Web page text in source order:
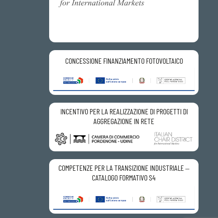
CONCESSIONE FINANZIAMENTO FOTOVOLTAICO
INCENTIVO PER LA REALIZZAZIONE DI PROGETTI DI
AGGREGAZIONE IN RETE
COMPETENZE PER LA TRANSIZIONE INDUSTRIALE –
CATALOGO FORMATIVO S4